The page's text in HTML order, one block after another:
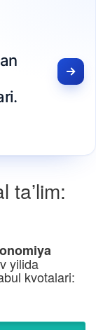
taʼlim:
yilida
kvotalari: